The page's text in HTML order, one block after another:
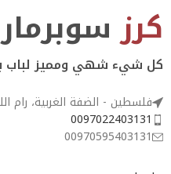
كرز
كل شيء شهي ومميز لباب
فلسطين - الضفة الغربية، رام
0097022403131
00970595403131